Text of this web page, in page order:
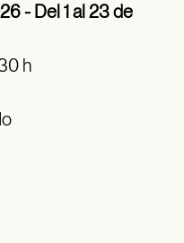
- Del 1 al 23 de
h